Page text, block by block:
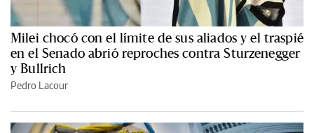
Milei chocó con el límite de sus aliados y el traspié
en el Senado abrió reproches contra Sturzenegger
y Bullrich
Pedro Lacour